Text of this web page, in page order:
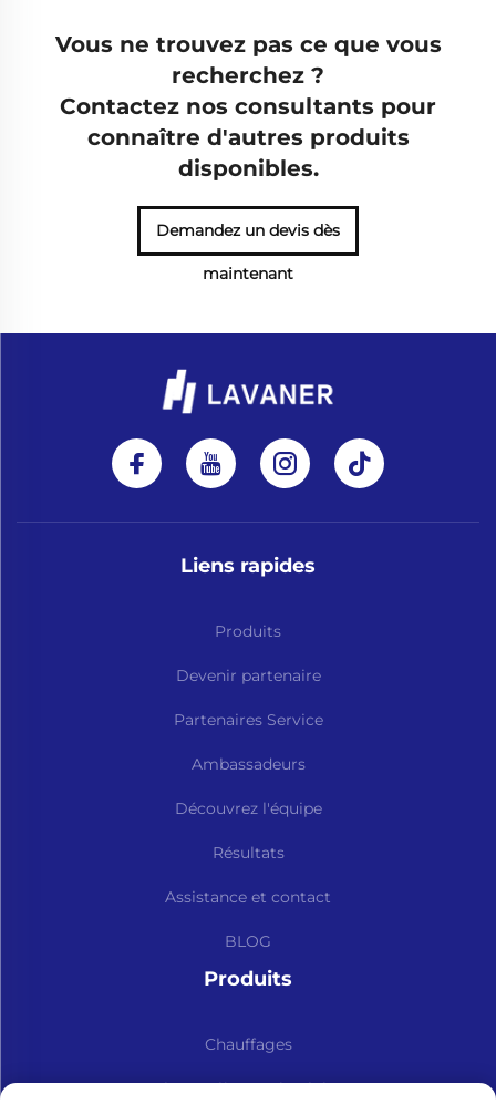
Vous ne trouvez pas ce que vous
recherchez ?
Contactez nos consultants pour
connaître d'autres produits
disponibles.
Demandez un devis dès
maintenant
Liens rapides
Produits
Devenir partenaire
Partenaires Service
Ambassadeurs
Découvrez l'équipe
Résultats
Assistance et contact
BLOG
Produits
Chauffages
Kits et Pièces Détachées